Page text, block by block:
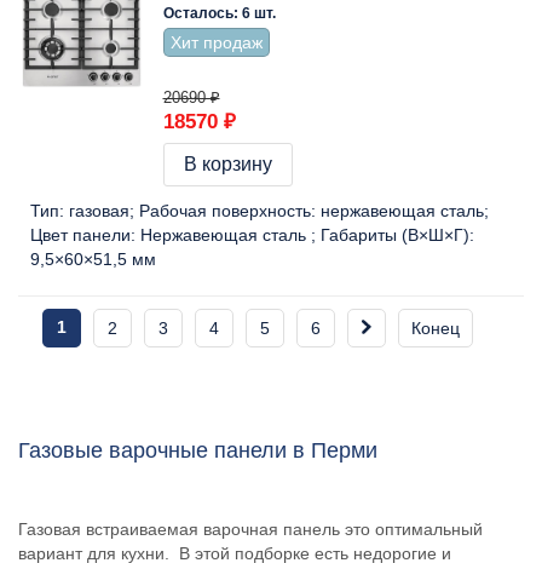
Осталось: 6 шт.
Хит продаж
20690 ₽
18570 ₽
В корзину
Тип: газовая Рабочая поверхность: нержавеющая сталь
Цвет панели: Нержавеющая сталь
Габариты (В×Ш×Г):
9,5×60×51,5 мм
1 2 3 4 5 6 Конец
Газовые варочные панели в Перми
Газовая встраиваемая варочная панель это оптимальный
вариант для кухни. В этой подборке есть недорогие и